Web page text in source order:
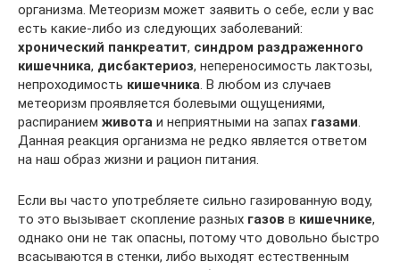
организма. Метеоризм может заявить о себе, если у вас
есть какие-либо из следующих заболеваний:
хронический панкреатит, синдром раздраженного
кишечника, дисбактериоз, непереносимость лактозы,
непроходимость кишечника. В любом из случаев
метеоризм проявляется болевыми ощущениями,
распиранием живота и неприятными на запах газами.
Данная реакция организма не редко является ответом
на наш образ жизни и рацион питания.
Если вы часто употребляете сильно газированную воду,
то это вызывает скопление разных газов в кишечнике,
однако они не так опасны, потому что довольно быстро
всасываются в стенки, либо выходят естественным